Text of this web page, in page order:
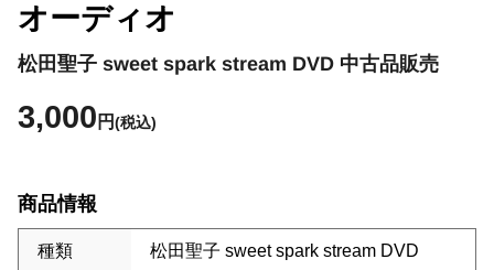
オーディオ
松田聖子 sweet spark stream DVD 中古品販売
3,000 円(税込)
商品情報
種類 松田聖子 sweet spark stream DVD